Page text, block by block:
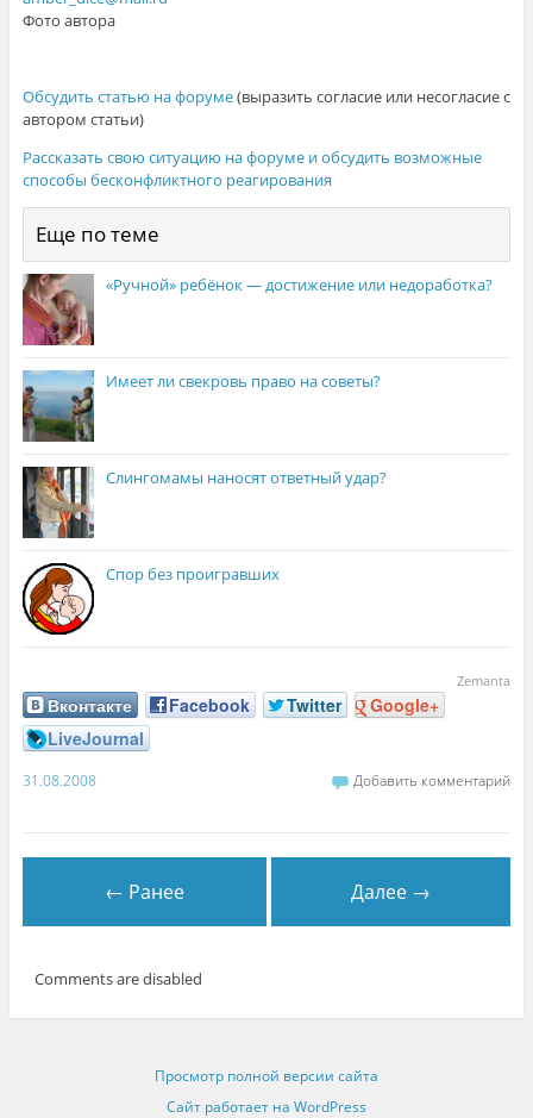
Фото автора
Обсудить статью на форуме(выразить согласие или несогласие с
автором статьи)
Рассказать свою ситуацию на форуме и обсудить возможные
способы бесконфликтного реагирования
Еще по теме
«Ручной» ребёнок — достижение или недоработка?
Имеет ли свекровь право на советы?
Слингомамы наносят ответный удар?
Спор без проигравших
Zemanta
Вконтакте Facebook Twitter
Google+
LiveJournal
31.08.2008 Добавить комментарий
← Ранее Далее →
Comments are disabled
Просмотр полной версии сайта
Сайт работает на WordPress